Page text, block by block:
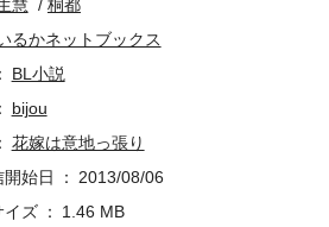
慧
桐都
るかネットブックス
BL小説
bijou
花嫁は意地っ張り
始日
2013/08/06
イズ
1.46 MB